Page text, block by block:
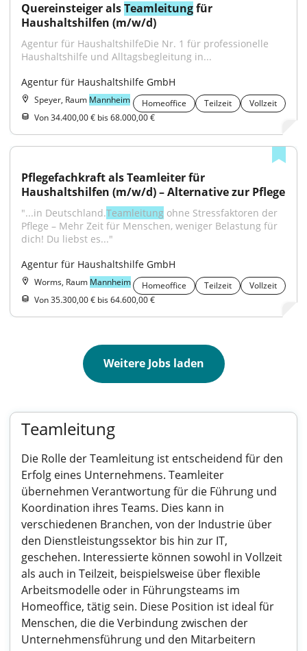
Quereinsteiger als Teamleitung für
Haushaltshilfen (m/w/d)
Agentur für HaushaltshilfeDie Nr. 1 für professionelle
Haushaltshilfe und Alltagsbegleitung in...
Agentur für Haushaltshilfe GmbH
Speyer, Raum Mannheim Homeoffice Teilzeit
Vollzeit
Von 34.400,00 € bis 68.000,00 €
Pflegefachkraft als Teamleiter für
Haushaltshilfen (m/w/d) – Alternative zur Pflege
"...in Deutschland.Teamleitung ohne Stressfaktoren der
Pflege – Mehr Zeit für Menschen, weniger Belastung für
dich! Du liebst es..."
Agentur für Haushaltshilfe GmbH
Worms, Raum Mannheim Homeoffice Teilzeit
Vollzeit
Von 35.300,00 € bis 64.600,00 €
Weitere Jobs laden
Teamleitung
Die Rolle der Teamleitung ist entscheidend für den
Erfolg eines Unternehmens. Teamleiter
übernehmen Verantwortung für die Führung und
Koordination ihres Teams. Dies kann in
verschiedenen Branchen, von der Industrie über
den Dienstleistungssektor bis hin zur IT,
geschehen. Interessierte können sowohl in Vollzeit
als auch in Teilzeit, beispielsweise über flexible
Arbeitsmodelle oder in Führungsteams im
Homeoffice, tätig sein. Diese Position ist ideal für
Menschen, die die Verbindung zwischen der
Unternehmensführung und den Mitarbeitern